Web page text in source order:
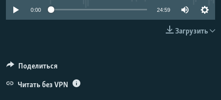
ПОБЕДИТЕЛЕЙ НЕ СУДЯТ?
УКРАИНСКАЯ ПРОБЛЕМА КРЫМА
ПРИСОЕДИНЯЙТЕСЬ!
0:00 24:59
Загрузить
Поделиться
Читать без VPN